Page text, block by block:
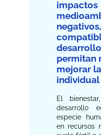
impactos
permitan
mejorar
El
desarrollo
especie
en recursos